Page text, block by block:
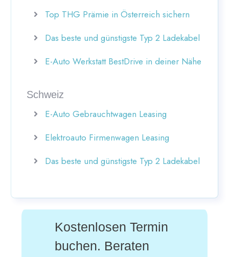
Top THG Prämie in Österreich sichern
Das beste und günstigste Typ 2 Ladekabel
E-Auto Werkstatt BestDrive in deiner Nähe
Schweiz
E-Auto Gebrauchtwagen Leasing
Elektroauto Firmenwagen Leasing
Das beste und günstigste Typ 2 Ladekabel
Kostenlosen Termin
buchen. Beraten